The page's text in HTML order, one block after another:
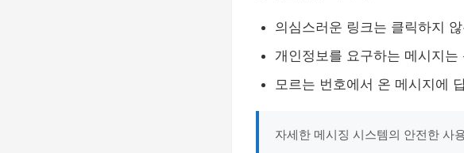
의심스러운 링크는 클릭하지
개인정보를 요구하는 메시지는
모르는 번호에서 온 메시지에
자세한 메시징 시스템의 안전한 사